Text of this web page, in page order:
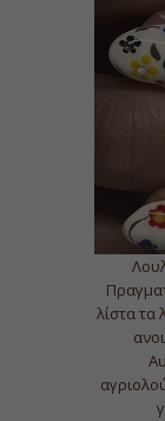
λίστα τα